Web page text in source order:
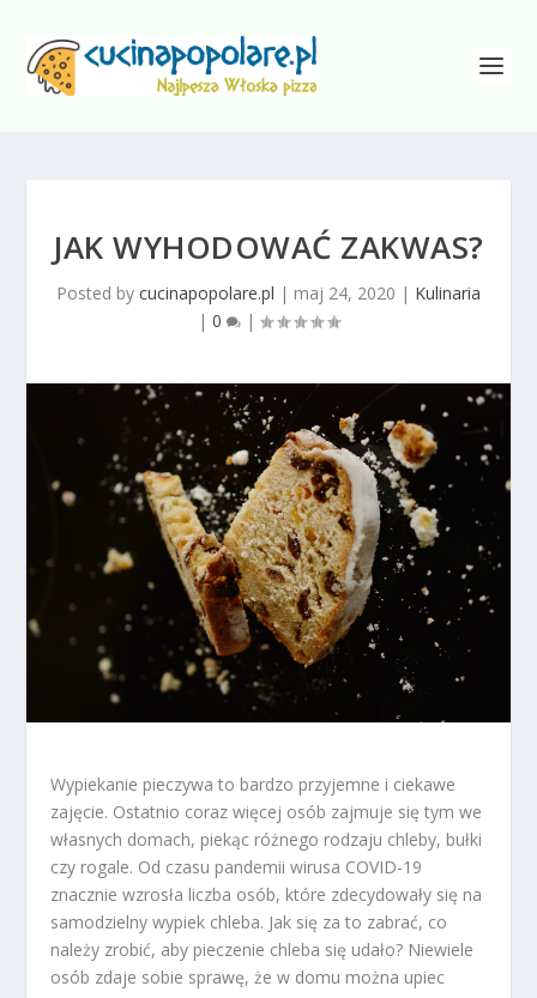
JAK WYHODOWAĆ ZAKWAS?
Posted by cucinapopolare.pl | maj 24, 2020 | Kulinaria
| 0 |
Wypiekanie pieczywa to bardzo przyjemne i ciekawe
zajęcie. Ostatnio coraz więcej osób zajmuje się tym we
własnych domach, piekąc różnego rodzaju chleby, bułki
czy rogale. Od czasu pandemii wirusa COVID-19
znacznie wzrosła liczba osób, które zdecydowały się na
samodzielny wypiek chleba. Jak się za to zabrać, co
należy zrobić, aby pieczenie chleba się udało? Niewiele
osób zdaje sobie sprawę, że w domu można upiec